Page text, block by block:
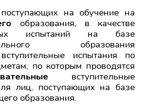
на обучение на
образования, в качестве
испытаний на базе
образования
испытания по
по которым проводятся
вступительные
лиц, поступающих на базе
образования.